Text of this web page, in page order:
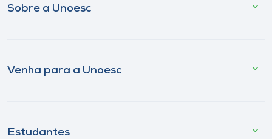
Sobre a Unoesc
Venha para a Unoesc
Estudantes